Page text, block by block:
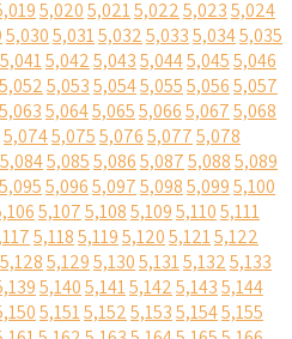
5,0205,0215,0225,0235,024
5,0305,0315,0325,0335,0345,035
5,0415,0425,0435,0445,0455,046
5,0525,0535,0545,0555,0565,057
5,0635,0645,0655,0665,0675,068
5,0745,0755,0765,0775,078
5,0845,0855,0865,0875,0885,089
5,0955,0965,0975,0985,0995,100
5,1075,1085,1095,1105,111
5,1185,1195,1205,1215,122
5,1285,1295,1305,1315,1325,133
5,1405,1415,1425,1435,144
5,1515,1525,1535,1545,155